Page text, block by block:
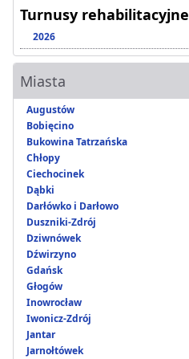
Turnusy rehabilitacyjne
2026
Miasta
Augustów
Bobięcino
Bukowina Tatrzańska
Chłopy
Ciechocinek
Dąbki
Darłówko i Darłowo
Duszniki-Zdrój
Dziwnówek
Dźwirzyno
Gdańsk
Głogów
Inowrocław
Iwonicz-Zdrój
Jantar
Jarnołtówek